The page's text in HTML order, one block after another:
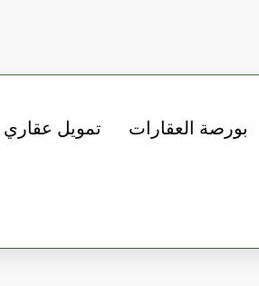
بورصة العقارات تمويل عقاري